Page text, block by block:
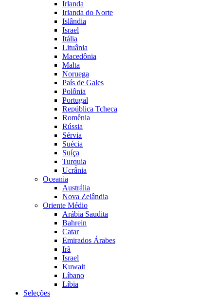
Irlanda
Irlanda do Norte
Islândia
Israel
Itália
Lituânia
Macedônia
Malta
Noruega
País de Gales
Polônia
Portugal
República Tcheca
Romênia
Rússia
Sérvia
Suécia
Suíça
Turquia
Ucrânia
Oceania
Austrália
Nova Zelândia
Oriente Médio
Arábia Saudita
Bahrein
Catar
Emirados Árabes
Irã
Israel
Kuwait
Líbano
Líbia
Seleções